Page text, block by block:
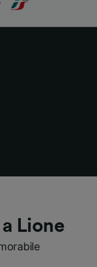
Lione